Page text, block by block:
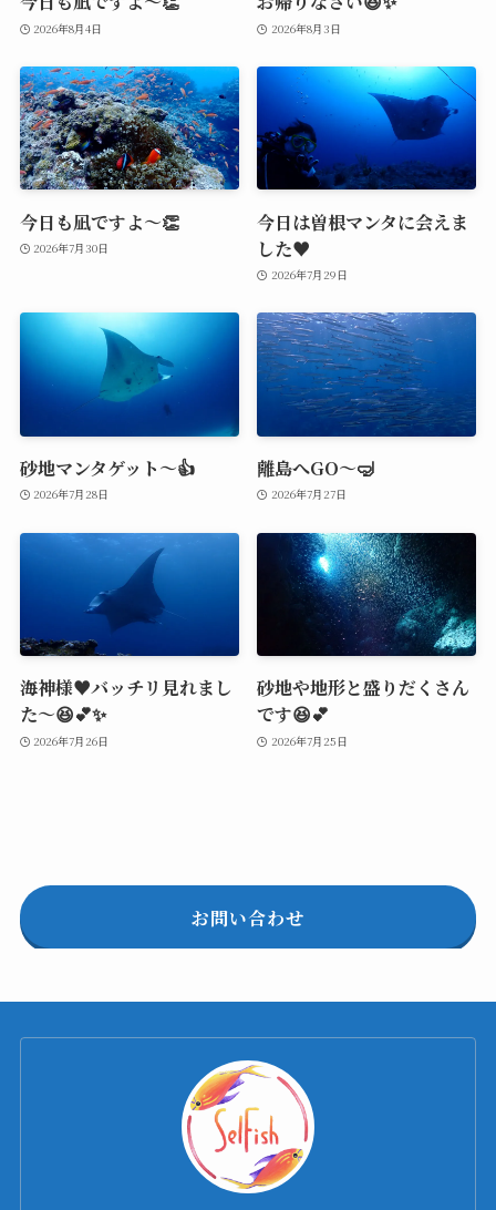
2026年8月4日 2026年8月3日
今日も凪ですよ～👏
2026年7月30日
今日は曽根マンタに会えま
した♥️
2026年7月29日
砂地マンタゲット～👍
2026年7月28日
離島へGO～🤿
2026年7月27日
海神様♥️バッチリ見れまし
た～😆💕✨
2026年7月26日
砂地や地形と盛りだくさん
です😆💕
2026年7月25日
お問い合わせ